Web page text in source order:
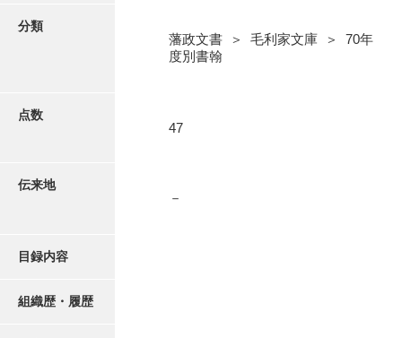
分類
藩政文書 ＞ 毛利家文庫 ＞ 70年
度別書翰
点数
47
伝来地
－
目録内容
組織歴・履歴